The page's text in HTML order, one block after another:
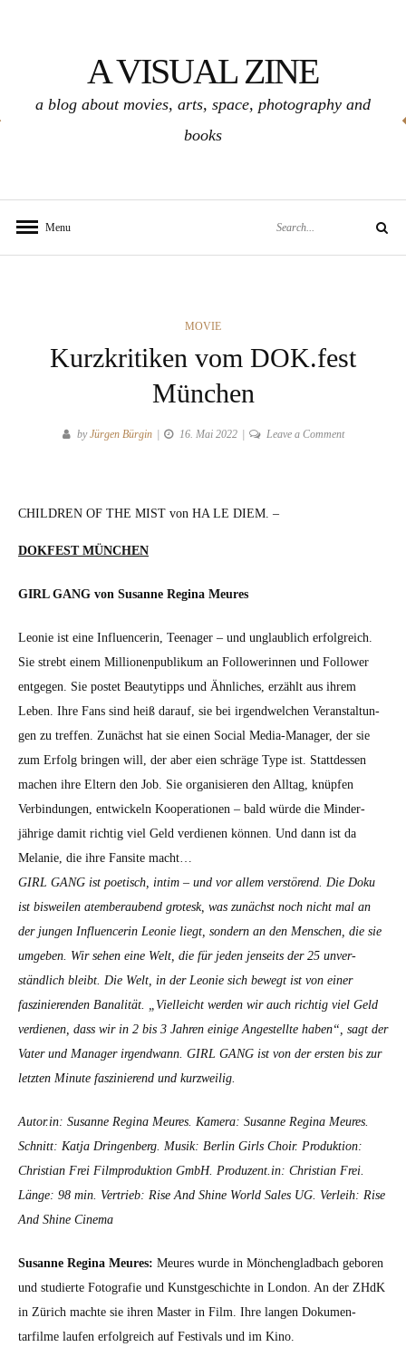
A VISUAL ZINE
a blog about movies, arts, space, photography and
books
Menu Search
CATEGORIES
MOVIE
Kurzkritiken vom DOK.fest
München
byJürgen Bürgin 16. Mai 2022 Leave a Commenton
CHILDREN OF THE MIST von HA LE DIEM. –
DOKFEST MÜNCHEN
GIRL GANG von Susanne Regi­na Meures
Leonie ist eine Influ­encerin, Teenag­er – und unglaublich erfol­gre­ich.
Sie strebt einem Mil­lio­nen­pub­likum an Fol­low­erin­nen und Fol­low­er
ent­ge­gen. Sie postet Beau­tytipps und Ähn­lich­es, erzählt aus ihrem
Leben. Ihre Fans sind heiß darauf, sie bei irgendwelchen Ver­anstal­tun­
gen zu tre­f­fen. Zunächst hat sie einen Social Media-Man­ag­er, der sie
zum Erfolg brin­gen will, der aber eien schräge Type ist. Stattdessen
machen ihre Eltern den Job. Sie organ­isieren den All­t­ag, knüpfen
Verbindun­gen, entwick­eln Koop­er­a­tio­nen – bald würde die Min­der­
jährige damit richtig viel Geld ver­di­enen kön­nen. Und dann ist da
Melanie, die ihre Fan­site macht…
GIRL GANG ist poet­isch, intim – und vor allem ver­störend. Die Doku
ist bisweilen atem­ber­aubend grotesk, was zunächst noch nicht mal an
der jun­gen Influ­encerin Leonie liegt, son­dern an den Men­schen, die sie
umgeben. Wir sehen eine Welt, die für jeden jen­seits der 25 unver­
ständlich bleibt. Die Welt, in der Leonie sich bewegt ist von ein­er
faszinieren­den Banal­ität. „Vielle­icht wer­den wir auch richtig viel Geld
ver­di­enen, dass wir in 2 bis 3 Jahren einige Angestellte haben“, sagt der
Vater und Man­ag­er irgend­wann. GIRL GANG ist von der ersten bis zur
let­zten Minute faszinierend und kurzweilig.
Autor.in: Susanne Regi­na Meures. Kam­era: Susanne Regi­na Meures.
Schnitt: Kat­ja Drin­gen­berg. Musik: Berlin Girls Choir. Pro­duk­tion:
Chris­t­ian Frei Film­pro­duk­tion GmbH. Produzent.in: Chris­t­ian Frei.
Länge: 98 min. Ver­trieb: Rise And Shine World Sales UG. Ver­leih: Rise
And Shine Cin­e­ma
Susanne Regi­na Meures: Meures wurde in Mönchenglad­bach geboren
und studierte Fotografie und Kun­st­geschichte in Lon­don. An der ZHdK
in Zürich machte sie ihren Mas­ter in Film. Ihre lan­gen Doku­men­
tarfilme laufen erfol­gre­ich auf Fes­ti­vals und im Kino.